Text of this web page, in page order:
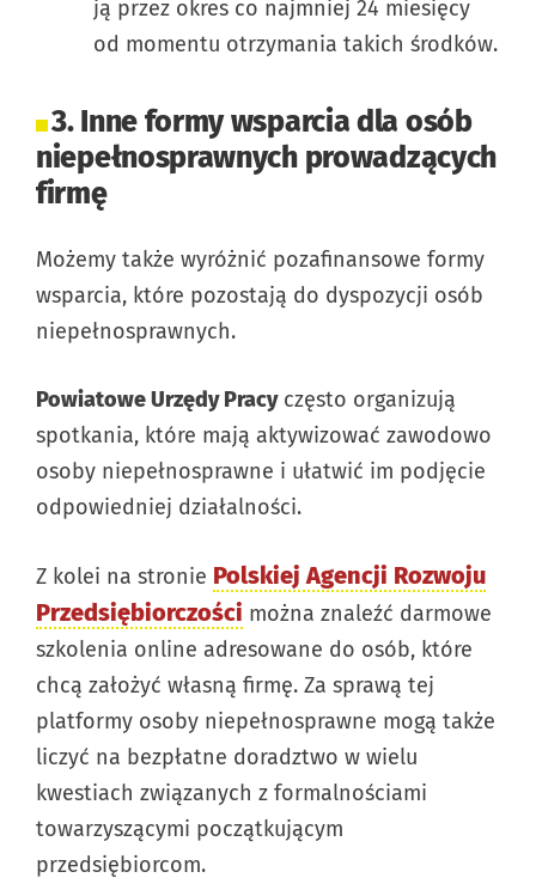
ją przez okres co najmniej 24 miesięcy
od momentu otrzymania takich środków.
3. Inne formy wsparcia dla osób
niepełnosprawnych prowadzących
firmę
Możemy także wyróżnić pozafinansowe formy
wsparcia, które pozostają do dyspozycji osób
niepełnosprawnych.
Powiatowe Urzędy Pracyczęsto organizują
spotkania, które mają aktywizować zawodowo
osoby niepełnosprawne i ułatwić im podjęcie
odpowiedniej działalności.
Z kolei na stronie Polskiej Agencji Rozwoju
Przedsiębiorczości można znaleźć darmowe
szkolenia online adresowane do osób, które
chcą założyć własną firmę. Za sprawą tej
platformy osoby niepełnosprawne mogą także
liczyć na bezpłatne doradztwo w wielu
kwestiach związanych z formalnościami
towarzyszącymi początkującym
przedsiębiorcom.